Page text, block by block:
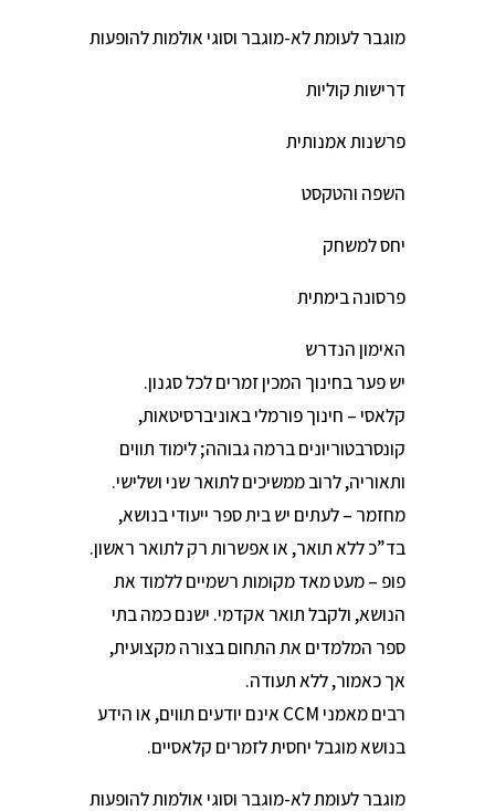
מוגבר לעומת לא-מוגבר וסוגי אולמות להופעות
דרישות קוליות
פרשנות אמנותית
השפה והטקסט
יחס למשחק
פרסונה בימתית
האימון הנדרש
יש פער בחינוך המכין זמרים לכל סגנון.
קלאסי – חינוך פורמלי באוניברסיטאות,
קונסרבטוריונים ברמה גבוהה; לימוד תווים
ותאוריה, לרוב ממשיכים לתואר שני ושלישי.
מחזמר – לעתים יש בית ספר ייעודי בנושא,
בד”כ ללא תואר, או אפשרות רק לתואר ראשון.
פופ – מעט מאד מקומות רשמיים ללמוד את
הנושא, ולקבל תואר אקדמי. ישנם כמה בתי
ספר המלמדים את התחום בצורה מקצועית,
אך כאמור, ללא תעודה.
רבים מאמני CCM אינם יודעים תווים, או הידע
בנושא מוגבל יחסית לזמרים קלאסיים.
מוגבר לעומת לא-מוגבר וסוגי אולמות להופעות